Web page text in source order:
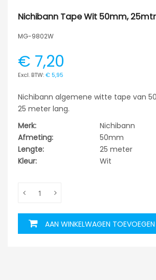
Nichibann Tape Wit 50mm, 25mtr
MG-9802W
€ 7,20
€ 5,95
Nichibann algemene witte tape van
25 meter lang.
Merk:
Nichibann
Afmeting:
50mm
Lengte:
25 meter
Kleur:
Wit
AAN WINKELWAGEN TOEVOEGEN